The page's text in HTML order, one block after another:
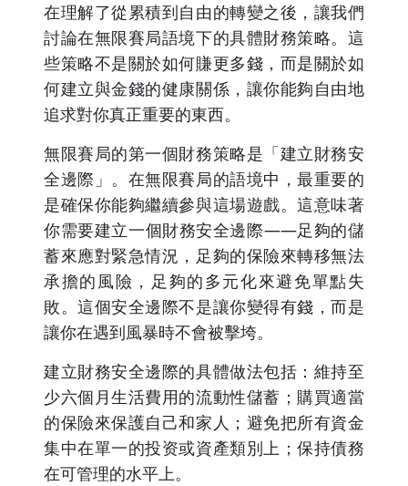
在理解了從累積到自由的轉變之後，讓我們
討論在無限賽局語境下的具體財務策略。這
些策略不是關於如何賺更多錢，而是關於如
何建立與金錢的健康關係，讓你能夠自由地
追求對你真正重要的東西。
無限賽局的第一個財務策略是「建立財務安
全邊際」。在無限賽局的語境中，最重要的
是確保你能夠繼續參與這場遊戲。這意味著
你需要建立一個財務安全邊際——足夠的儲
蓄來應對緊急情況，足夠的保險來轉移無法
承擔的風險，足夠的多元化來避免單點失
敗。這個安全邊際不是讓你變得有錢，而是
讓你在遇到風暴時不會被擊垮。
建立財務安全邊際的具體做法包括：維持至
少六個月生活費用的流動性儲蓄；購買適當
的保險來保護自己和家人；避免把所有資金
集中在單一的投资或資產類別上；保持債務
在可管理的水平上。